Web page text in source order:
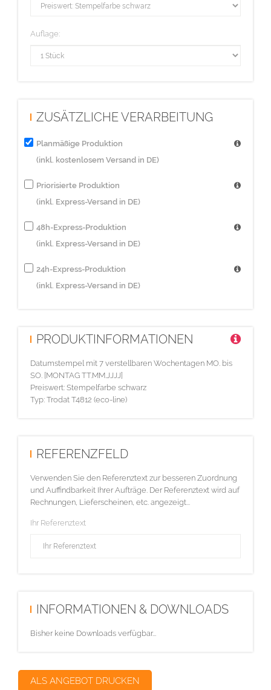
Auflage:
ZUSÄTZLICHE VERARBEITUNG
Planmäßige Produktion
(inkl. kostenlosem Versand in DE)
Priorisierte Produktion
(inkl. Express-Versand in DE)
48h-Express-Produktion
(inkl. Express-Versand in DE)
24h-Express-Produktion
(inkl. Express-Versand in DE)
PRODUKTINFORMATIONEN
Datumstempel mit 7 verstellbaren Wochentagen MO. bis
SO. [MONTAG TT.MM.JJJJ]
Preiswert: Stempelfarbe schwarz
Typ: Trodat T4812 (eco-line)
REFERENZFELD
Verwenden Sie den Referenztext zur besseren Zuordnung
und Auffindbarkeit Ihrer Aufträge. Der Referenztext wird auf
Rechnungen, Lieferscheinen, etc. angezeigt...
Ihr Referenztext
INFORMATIONEN & DOWNLOADS
Bisher keine Downloads verfügbar...
ALS ANGEBOT DRUCKEN